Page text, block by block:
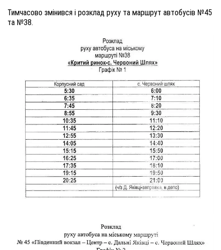
Тимчасово змінився і розклад руху та маршрут автобусів №45
та №38.